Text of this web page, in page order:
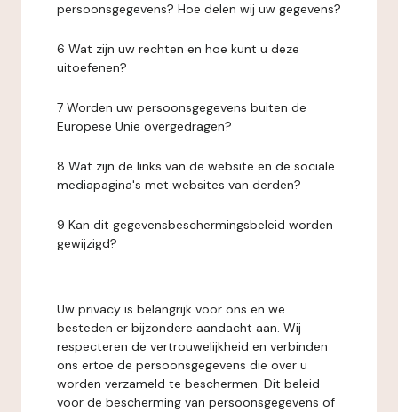
persoonsgegevens? Hoe delen wij uw gegevens?
6 Wat zijn uw rechten en hoe kunt u deze
uitoefenen?
7 Worden uw persoonsgegevens buiten de
Europese Unie overgedragen?
8 Wat zijn de links van de website en de sociale
mediapagina's met websites van derden?
9 Kan dit gegevensbeschermingsbeleid worden
gewijzigd?
Uw privacy is belangrijk voor ons en we
besteden er bijzondere aandacht aan. Wij
respecteren de vertrouwelijkheid en verbinden
ons ertoe de persoonsgegevens die over u
worden verzameld te beschermen. Dit beleid
voor de bescherming van persoonsgegevens of